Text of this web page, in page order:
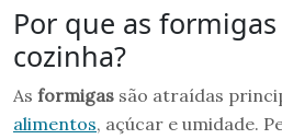
Por que as
cozinha?
As formigas são atraídas
alimentos, açúcar e umidade.